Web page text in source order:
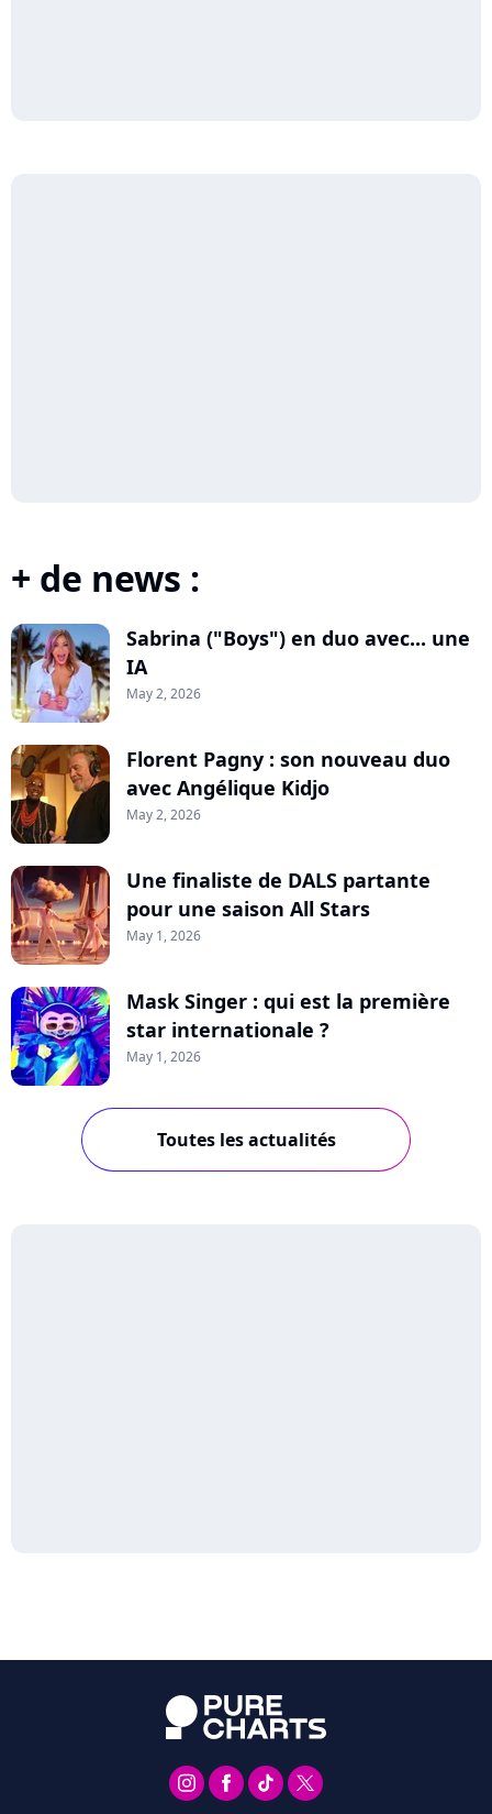
+ de news :
Sabrina ("Boys") en duo avec... une
IA
May 2, 2026
Florent Pagny : son nouveau duo
avec Angélique Kidjo
May 2, 2026
Une finaliste de DALS partante
pour une saison All Stars
May 1, 2026
Mask Singer : qui est la première
star internationale ?
May 1, 2026
Toutes les actualités